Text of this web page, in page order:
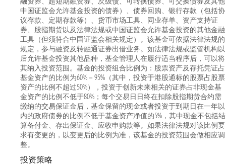
中国证监会允许基金投资的债券）、债券回购、银行存款（包括协
议存款、定期存款等）、货币市场工具、同业存单、资产支持证
券、股指期货以及法律法规或中国证监会允许基金投资的其他金融
工具（但须符合中国证监会相关规定）。该基金可依据法律法规的
规定，参与融资及转融通证券出借业务。如法律法规或监管机构以
后允许基金投资其他品种，基金管理人在履行适当程序后，可以将
其纳入投资范围。基金的投资组合比例为：股票资产及存托凭证占
基金资产的比例为60%－95%（其中，投资于港股通标的股票占股票
资产的比例不超过50%），投资于创新未来相关的证券占非现金基
金资产的比例不低于80%；每个交易日日终在扣除股指期货合约需
缴纳的交易保证金后，基金保留的现金或者投资于到期日在一年以
内的政府债券的比例不低于基金资产净值的5%，其中现金不包括结
算备付金、存出保证金、应收申购款等。如果法律法规对该比例要
求有变更的，以变更后的比例为准，该基金的投资范围会做相应调
整。
投资策略